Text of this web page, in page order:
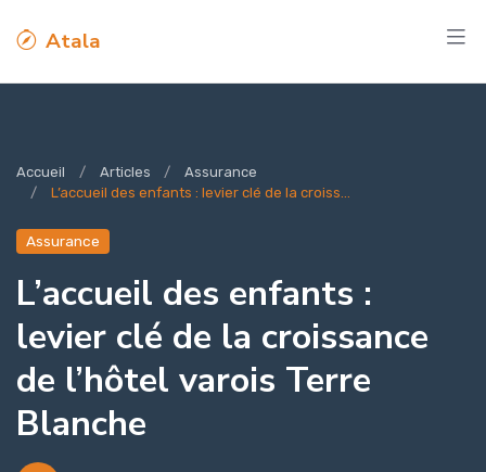
Atala
Accueil Articles
Assurance
L’accueil des enfants : levier clé de la croiss...
Assurance
L’accueil des enfants :
levier clé de la croissance
de l’hôtel varois Terre
Blanche